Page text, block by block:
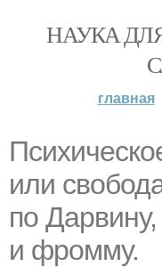
НАУКА
главная
или
по
и фромму.